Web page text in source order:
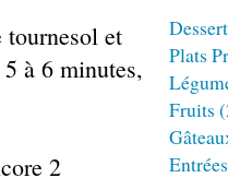
tournesol et
à 6 minutes,
2
Plats
Fruits